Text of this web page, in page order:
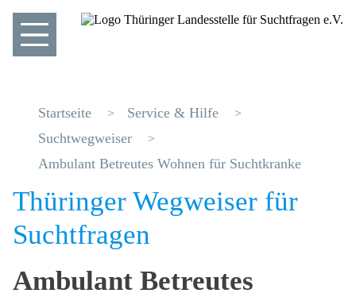
Startseite
Service & Hilfe
Suchtwegweiser
Ambulant Betreutes Wohnen für Suchtkranke
Thüringer Wegweiser für
Suchtfragen
Ambulant Betreutes